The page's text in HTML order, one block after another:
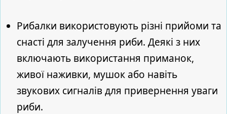
Рибалки використовують різні прийоми та
снасті для залучення риби. Деякі з них
включають використання приманок,
живої наживки, мушок або навіть
звукових сигналів для привернення уваги
риби.